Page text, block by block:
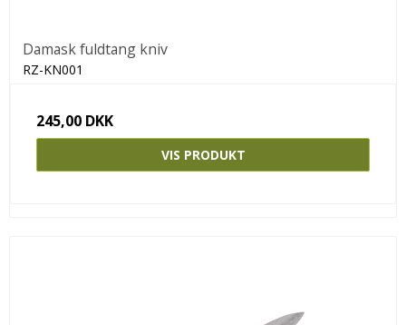
Damask fuldtang kniv
RZ-KN001
245,00 DKK
VIS PRODUKT